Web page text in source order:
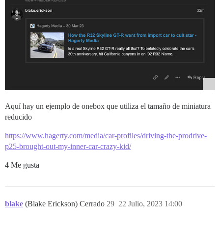
Aquí hay un ejemplo de onebox que utiliza el tamaño de miniatura
reducido
https://www.hagerty.com/media/car-profiles/driving-the-prodrive-
p25-brought-out-my-inner-car-crazy-kid/
4 Me gusta
blake (Blake Erickson) Cerrado 22 Julio, 2023 14:00
29